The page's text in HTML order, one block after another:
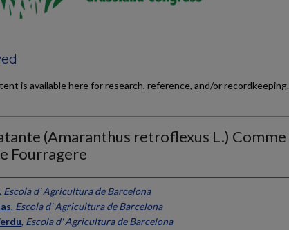
is available here for research, reference, and/or recordkeeping.
(Amaranthus retroflexus L.) Comme
Fourragere
Information
, Escola d' Agricultura de Barcelona
, Escola d' Agricultura de Barcelona
, Escola d' Agricultura de Barcelona